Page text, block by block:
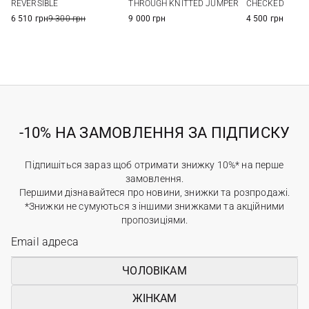
REVERSIBLE
6 510 грн9 300 грн
THROUGH KNITTED JUMPER
9 000 грн
CHECKED
4 500 грн
-10% НА ЗАМОВЛЕННЯ ЗА ПІДПИСКУ
Підпишіться зараз щоб отримати знижку 10%* на перше
замовлення.
Першими дізнавайтеся про новини, знижки та розпродажі.
*Знижки не сумуються з іншими знижками та акційними
пропозиціями.
ЧОЛОВІКАМ
ЖІНКАМ